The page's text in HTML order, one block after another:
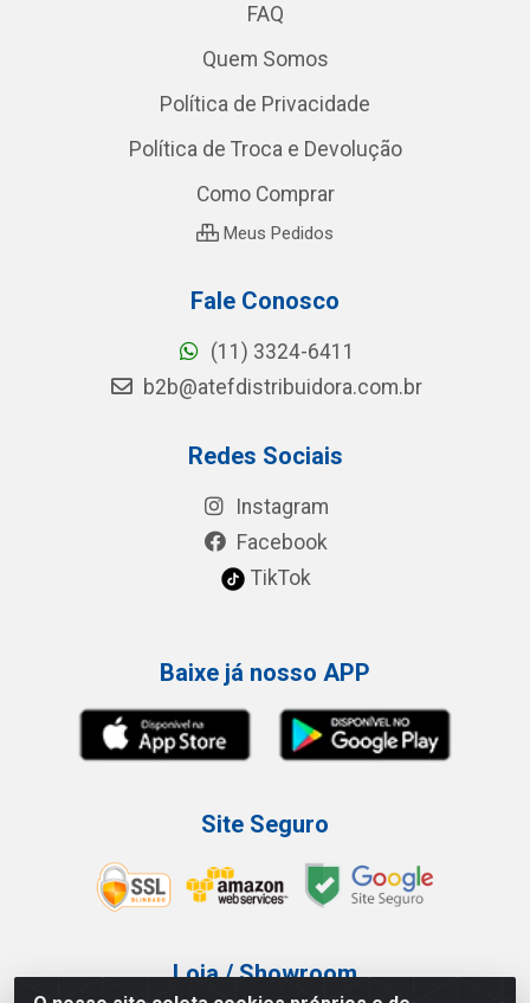
FAQ
Quem Somos
Política de Privacidade
Política de Troca e Devolução
Como Comprar
Meus Pedidos
Fale Conosco
(11) 3324-6411
b2b@atefdistribuidora.com.br
Redes Sociais
Instagram
Facebook
TikTok
Baixe já nosso APP
Site Seguro
Loja / Showroom